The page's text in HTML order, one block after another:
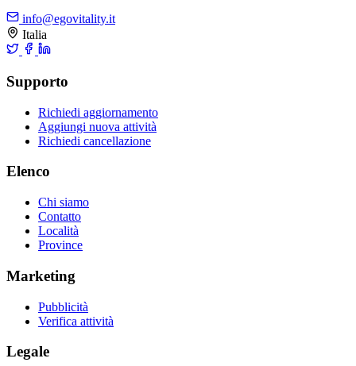
info@egovitality.it
Italia
Supporto
Richiedi aggiornamento
Aggiungi nuova attività
Richiedi cancellazione
Elenco
Chi siamo
Contatto
Località
Province
Marketing
Pubblicità
Verifica attività
Legale